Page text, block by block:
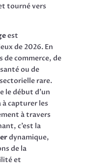
tourné vers
est
de 2026. En
de commerce, de
ou de
rare.
le début d’un
capturer les
à travers
c’est la
dynamique,
de la
et